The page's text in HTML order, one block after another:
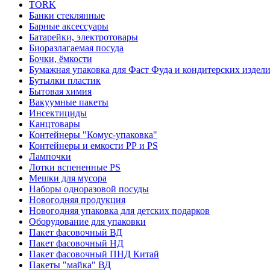
TORK
Банки стеклянные
Барные аксессуары
Батарейки, электротовары
Биоразлагаемая посуда
Бочки, ёмкости
Бумажная упаковка для Фаст Фуда и кондитерских
Бутылки пластик
Бытовая химия
Вакуумные пакеты
Инсектициды
Канцтовары
Контейнеры "Комус-упаковка"
Контейнеры и емкости РР и PS
Лампочки
Лотки вспененные PS
Мешки для мусора
Наборы одноразовой посуды
Новогодняя продукция
Новогодняя упаковка для детских подарков
Оборудование для упаковки
Пакет фасовочный ВД
Пакет фасовочный НД
Пакет фасовочный ПНД Китай
Пакеты "майка" ВД